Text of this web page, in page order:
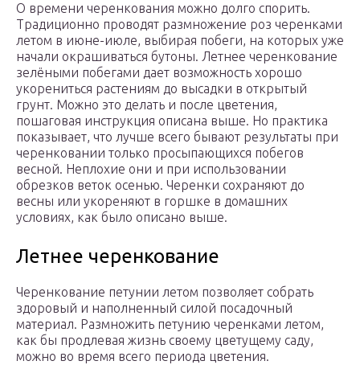
О времени черенкования можно долго спорить.
Традиционно проводят размножение роз черенками
летом в июне-июле, выбирая побеги, на которых уже
начали окрашиваться бутоны. Летнее черенкование
зелёными побегами дает возможность хорошо
укорениться растениям до высадки в открытый
грунт. Можно это делать и после цветения,
пошаговая инструкция описана выше. Но практика
показывает, что лучше всего бывают результаты при
черенковании только просыпающихся побегов
весной. Неплохие они и при использовании
обрезков веток осенью. Черенки сохраняют до
весны или укореняют в горшке в домашних
условиях, как было описано выше.
Летнее черенкование
Черенкование петунии летом позволяет собрать
здоровый и наполненный силой посадочный
материал. Размножить петунию черенками летом,
как бы продлевая жизнь своему цветущему саду,
можно во время всего периода цветения.